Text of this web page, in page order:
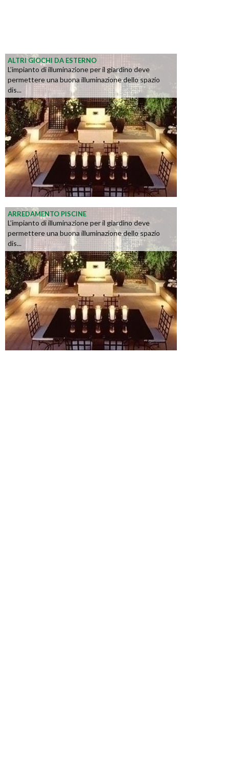
ALTRI GIOCHI DA ESTERNO
L’impianto di illuminazione per il giardino deve
permettere una buona illuminazione dello spazio
dis...
ARREDAMENTO PISCINE
L’impianto di illuminazione per il giardino deve
permettere una buona illuminazione dello spazio
dis...